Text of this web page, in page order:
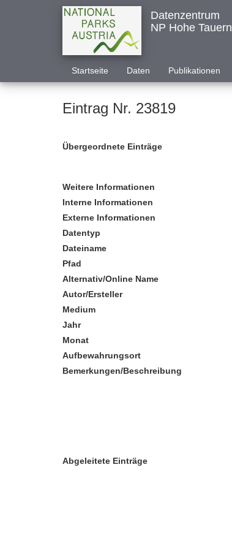
Datenzentrum
NP Hohe Tauern
Startseite Daten Publikationen
Eintrag Nr. 23819
Übergeordnete Einträge
Weitere Informationen
Interne Informationen
Externe Informationen
Datentyp
Dateiname
Pfad
Alternativ/Online Name
Autor/Ersteller
Medium
Jahr
Monat
Aufbewahrungsort
Bemerkungen/Beschreibung
Abgeleitete Einträge